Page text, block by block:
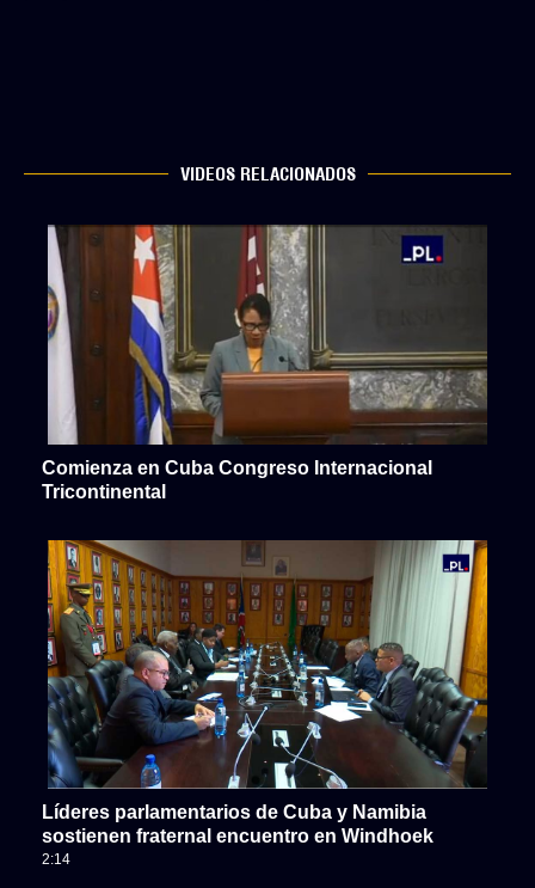
VIDEOS RELACIONADOS
Comienza en Cuba Congreso Internacional
Tricontinental
Líderes parlamentarios de Cuba y Namibia
sostienen fraternal encuentro en Windhoek
2:14